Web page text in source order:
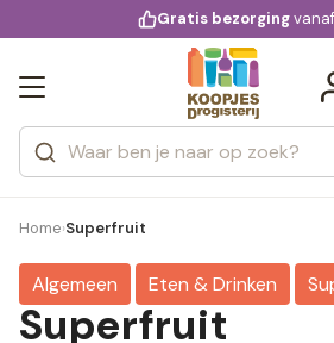
voor 20:00 uur
Gratis bezorging
Zoeken
Categorieën
Merken
Home›Superfruit
Algemeen Eten & Drinken
Superfruit